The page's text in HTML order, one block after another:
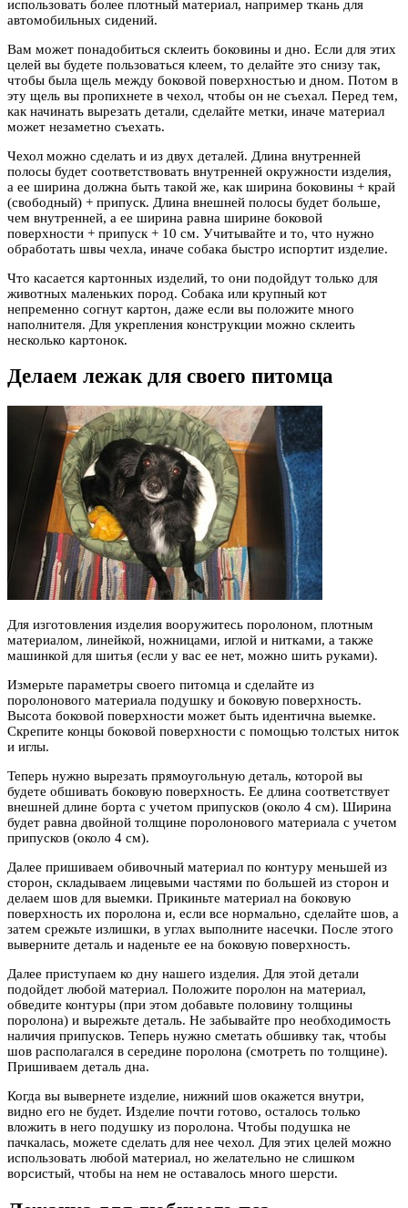
использовать более плотный материал, например ткань для
автомобильных сидений.
Вам может понадобиться склеить боковины и дно. Если для этих
целей вы будете пользоваться клеем, то делайте это снизу так,
чтобы была щель между боковой поверхностью и дном. Потом в
эту щель вы пропихнете в чехол, чтобы он не съехал. Перед тем,
как начинать вырезать детали, сделайте метки, иначе материал
может незаметно съехать.
Чехол можно сделать и из двух деталей. Длина внутренней
полосы будет соответствовать внутренней окружности изделия,
а ее ширина должна быть такой же, как ширина боковины + край
(свободный) + припуск. Длина внешней полосы будет больше,
чем внутренней, а ее ширина равна ширине боковой
поверхности + припуск + 10 см. Учитывайте и то, что нужно
обработать швы чехла, иначе собака быстро испортит изделие.
Что касается картонных изделий, то они подойдут только для
животных маленьких пород. Собака или крупный кот
непременно согнут картон, даже если вы положите много
наполнителя. Для укрепления конструкции можно склеить
несколько картонок.
Делаем лежак для своего питомца
Для изготовления изделия вооружитесь поролоном, плотным
материалом, линейкой, ножницами, иглой и нитками, а также
машинкой для шитья (если у вас ее нет, можно шить руками).
Измерьте параметры своего питомца и сделайте из
поролонового материала подушку и боковую поверхность.
Высота боковой поверхности может быть идентична выемке.
Скрепите концы боковой поверхности с помощью толстых ниток
и иглы.
Теперь нужно вырезать прямоугольную деталь, которой вы
будете обшивать боковую поверхность. Ее длина соответствует
внешней длине борта с учетом припусков (около 4 см). Ширина
будет равна двойной толщине поролонового материала с учетом
припусков (около 4 см).
Далее пришиваем обивочный материал по контуру меньшей из
сторон, складываем лицевыми частями по большей из сторон и
делаем шов для выемки. Прикиньте материал на боковую
поверхность их поролона и, если все нормально, сделайте шов, а
затем срежьте излишки, в углах выполните насечки. После этого
выверните деталь и наденьте ее на боковую поверхность.
Далее приступаем ко дну нашего изделия. Для этой детали
подойдет любой материал. Положите поролон на материал,
обведите контуры (при этом добавьте половину толщины
поролона) и вырежьте деталь. Не забывайте про необходимость
наличия припусков. Теперь нужно сметать обшивку так, чтобы
шов располагался в середине поролона (смотреть по толщине).
Пришиваем деталь дна.
Когда вы вывернете изделие, нижний шов окажется внутри,
видно его не будет. Изделие почти готово, осталось только
вложить в него подушку из поролона. Чтобы подушка не
пачкалась, можете сделать для нее чехол. Для этих целей можно
использовать любой материал, но желательно не слишком
ворсистый, чтобы на нем не оставалось много шерсти.